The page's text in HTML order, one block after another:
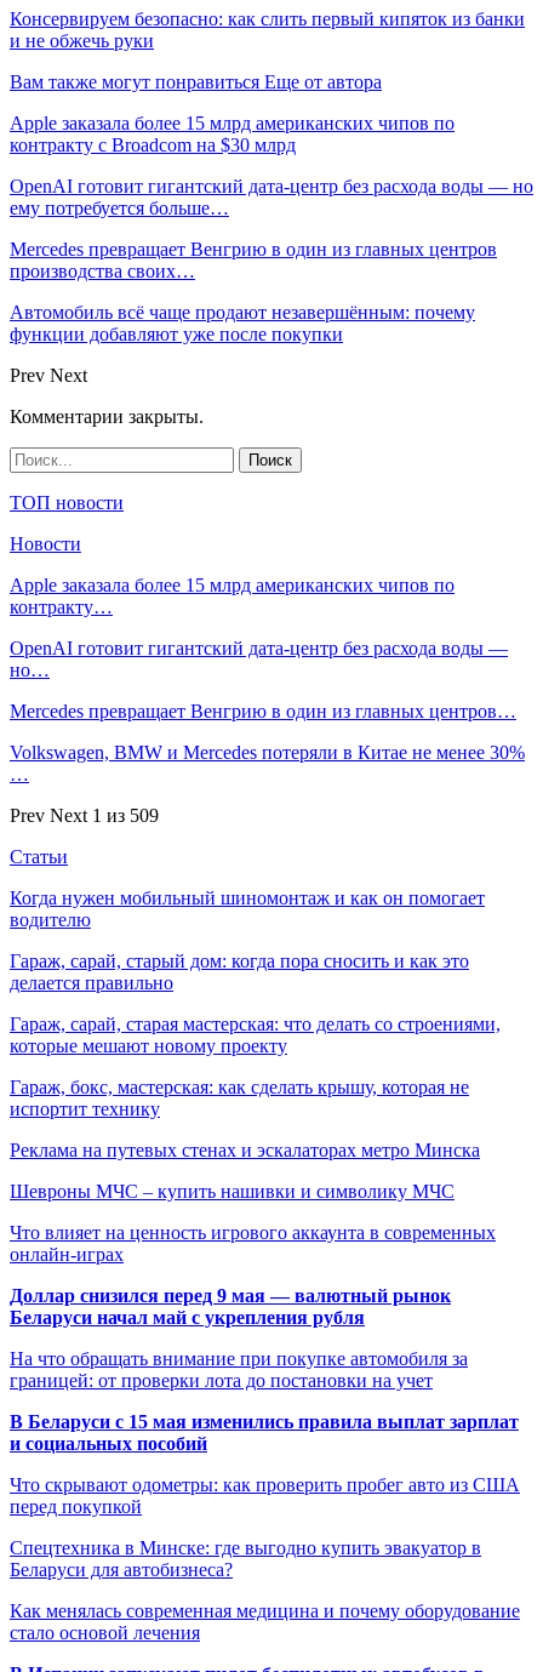
Консервируем безопасно: как слить первый кипяток из банки
и не обжечь руки
Вам также могут понравиться Еще от автора
Apple заказала более 15 млрд американских чипов по
контракту с Broadcom на $30 млрд
OpenAI готовит гигантский дата-центр без расхода воды — но
ему потребуется больше…
Mercedes превращает Венгрию в один из главных центров
производства своих…
Автомобиль всё чаще продают незавершённым: почему
функции добавляют уже после покупки
Prev Next
Комментарии закрыты.
ТОП новости
Новости
Apple заказала более 15 млрд американских чипов по
контракту…
OpenAI готовит гигантский дата-центр без расхода воды —
но…
Mercedes превращает Венгрию в один из главных центров…
Volkswagen, BMW и Mercedes потеряли в Китае не менее 30%
…
Prev Next 1 из 509
Статьи
Когда нужен мобильный шиномонтаж и как он помогает
водителю
Гараж, сарай, старый дом: когда пора сносить и как это
делается правильно
Гараж, сарай, старая мастерская: что делать со строениями,
которые мешают новому проекту
Гараж, бокс, мастерская: как сделать крышу, которая не
испортит технику
Реклама на путевых стенах и эскалаторах метро Минска
Шевроны МЧС – купить нашивки и символику МЧС
Что влияет на ценность игрового аккаунта в современных
онлайн-играх
Доллар снизился перед 9 мая — валютный рынок
Беларуси начал май с укрепления рубля
На что обращать внимание при покупке автомобиля за
границей: от проверки лота до постановки на учет
В Беларуси с 15 мая изменились правила выплат зарплат
и социальных пособий
Что скрывают одометры: как проверить пробег авто из США
перед покупкой
Спецтехника в Минске: где выгодно купить эвакуатор в
Беларуси для автобизнеса?
Как менялась современная медицина и почему оборудование
стало основой лечения